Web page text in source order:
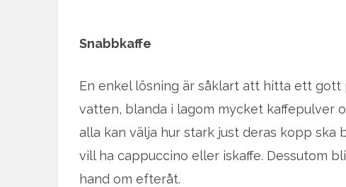
Snabbkaffe
En enkel lösning är såklart att hitta ett
vatten, blanda i lagom mycket kaffepulver
alla kan välja hur stark just deras kopp
vill ha cappuccino eller iskaffe. Dessutom
hand om efteråt.